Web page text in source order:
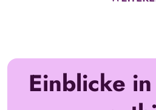
Einblicke in